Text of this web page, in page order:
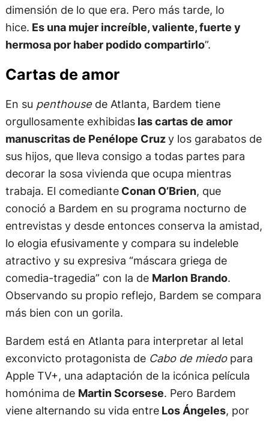
dimensión de lo que era. Pero más tarde, lo
hice. Es una mujer increíble, valiente, fuerte y
hermosa por haber podido compartirlo”.
Cartas de amor
En su penthousede Atlanta, Bardem tiene
orgullosamente exhibidaslas cartas de amor
manuscritas de Penélope Cruzy los garabatos de
sus hijos, que lleva consigo a todas partes para
decorar la sosa vivienda que ocupa mientras
trabaja. El comedianteConan O’Brien, que
conoció a Bardem en su programa nocturno de
entrevistas y desde entonces conserva la amistad,
lo elogia efusivamente y compara su indeleble
atractivo y su expresiva “máscara griega de
comedia-tragedia” con la de Marlon Brando.
Observando su propio reflejo, Bardem se compara
más bien con un gorila.
Bardem está en Atlanta para interpretar al letal
exconvicto protagonista deCabo de miedo para
Apple TV+, una adaptación de la icónica película
homónima de Martin Scorsese. Pero Bardem
viene alternando su vida entreLos Ángeles, por